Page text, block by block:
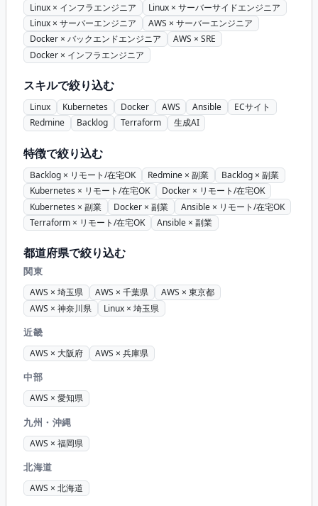
Linux × インフラエンジニア
Linux × サーバーサイドエンジニア
Linux × サーバーエンジニア
AWS × サーバーエンジニア
Docker × バックエンドエンジニア
AWS × SRE
Docker × インフラエンジニア
スキルで絞り込む
Linux Kubernetes Docker AWS Ansible
ECサイト
Redmine
Backlog Terraform 生成AI
特徴で絞り込む
Backlog × リモート/在宅OK Redmine × 副業
Backlog × 副業
Kubernetes × リモート/在宅OK
Docker × リモート/在宅OK
Kubernetes × 副業
Docker × 副業
Ansible × リモート/在宅OK
Terraform × リモート/在宅OK
Ansible × 副業
都道府県で絞り込む
関東
AWS × 埼玉県 AWS × 千葉県
AWS × 東京都
AWS × 神奈川県
Linux × 埼玉県
近畿
AWS × 大阪府 AWS × 兵庫県
中部
AWS × 愛知県
九州・沖縄
AWS × 福岡県
北海道
AWS × 北海道